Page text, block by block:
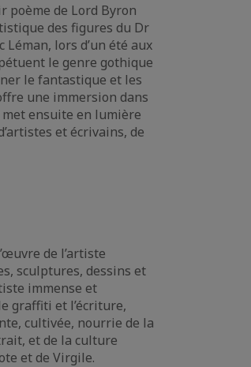
poème de Lord Byron
des figures du Dr
lors d’un été aux
le genre gothique
le fantastique et les
une immersion dans
ensuite en lumière
et écrivains, de
de l’artiste
sculptures, dessins et
immense et
graffiti et l’écriture,
cultivée, nourrie de la
et de la culture
et de Virgile.